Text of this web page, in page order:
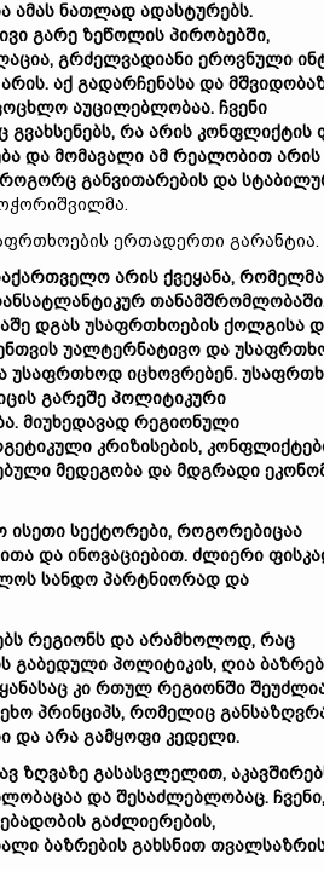
ამას ნათლად ადასტურებს.
გარე ზეწოლის პირობებში,
, გრძელვადიანი ეროვნული
არის. აქ გადარჩენასა და
აუცილებლობაა. ჩვენი
გვახსენებს, რა არის კონფლიქტის
და მომავალი ამ რეალობით არის
როგორც განვითარების და
ერთადერთი გარანტია.
არის ქვეყანა,
თანამშრომლობაში
დგას უსაფრთხოების ქოლგისა
უალტერნატივო და
უსაფრთხოდ იცხოვრებენ.
გარეშე პოლიტიკური
. მიუხედავად რეგიონული
კრიზისების,
მედეგობა და მდგრადი
ისეთი სექტორები, როგორებიცაა
და ინოვაციებით. ძლიერი
სანდო პარტნიორად და
რეგიონს და არამხოლოდ, რაც
გაბედული პოლიტიკის, ღია
კი რთულ რეგიონში
პრინციპს, რომელიც
და არა გამყოფი კედელი.
ზღვაზე გასასვლელით,
და შესაძლებლობაც. ჩვენი,
გაძლიერების,
ბაზრების გახსნით